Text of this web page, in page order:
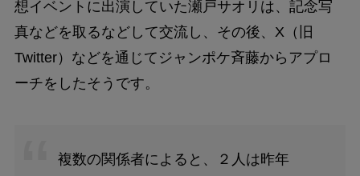
想イベントに出演していた瀬戸サオリは、記念写
真などを取るなどして交流し、その後、X（旧
Twitter）などを通じてジャンポケ斉藤からアプロ
ーチをしたそうです。
複数の関係者によると、２人は昨年